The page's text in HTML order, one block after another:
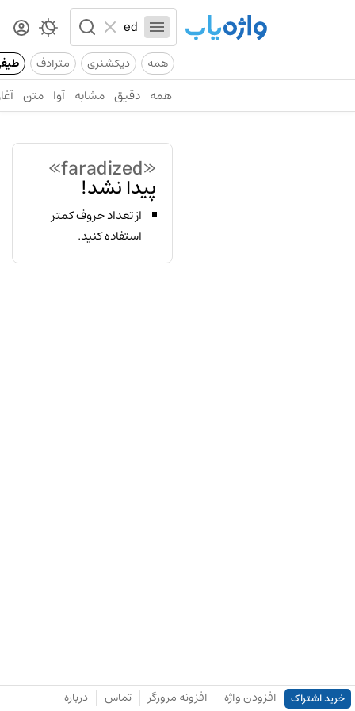
همه دیکشنری مترادف
همه دقیق مشابه آوا متن
«faradized»
پیدا نشد!
از تعداد حروف کمتر
استفاده کنید.
خرید اشتراک افزودن واژه افزونه مرورگر تماس درباره